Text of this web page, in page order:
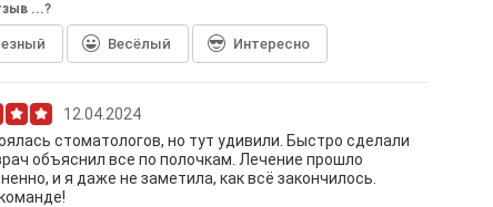
...?
Весёлый Интересно
12.04.2024
стоматологов, но тут удивили. Быстро сделали
объяснил все по полочкам. Лечение прошло
и я даже не заметила, как всё закончилось.